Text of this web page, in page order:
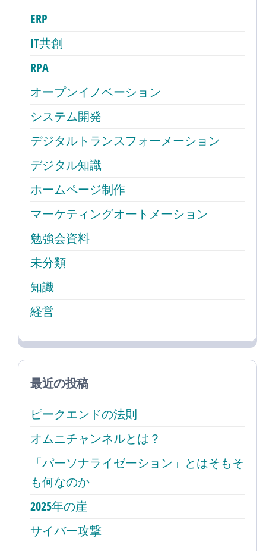
ン
ERP
IT共創
RPA
オープンイノベーション
システム開発
デジタルトランスフォーメーション
デジタル知識
ホームページ制作
マーケティングオートメーション
勉強会資料
未分類
知識
経営
最近の投稿
ピークエンドの法則
オムニチャンネルとは？
「パーソナライゼーション」とはそもそ
も何なのか
2025年の崖
サイバー攻撃